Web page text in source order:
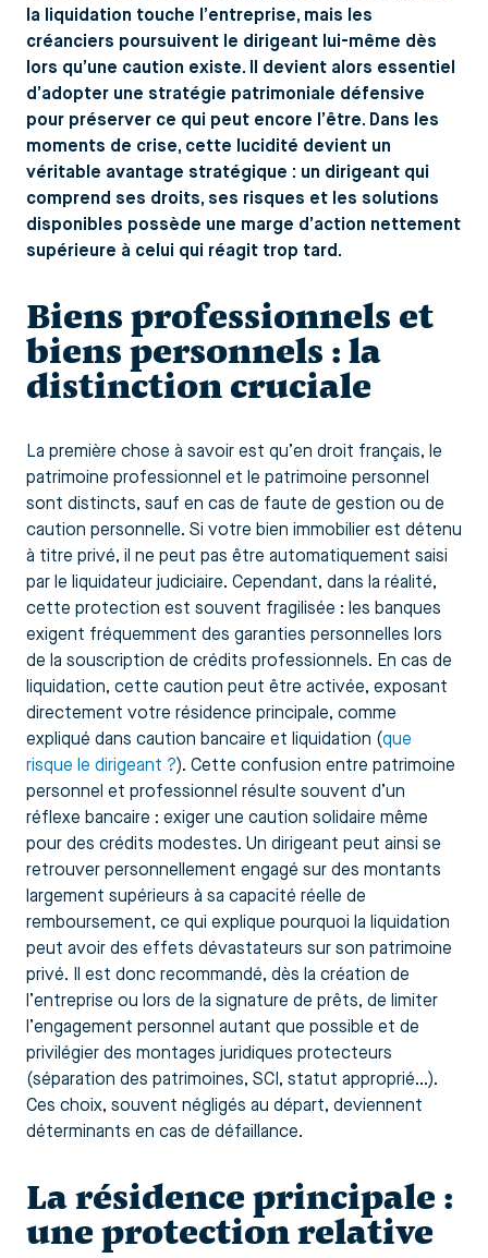
la liquidation touche l’entreprise, mais les
créanciers poursuivent le dirigeant lui-même dès
lors qu’une caution existe. Il devient alors essentiel
d’adopter une stratégie patrimoniale défensive
pour préserver ce qui peut encore l’être. Dans les
moments de crise, cette lucidité devient un
véritable avantage stratégique : un dirigeant qui
comprend ses droits, ses risques et les solutions
disponibles possède une marge d’action nettement
supérieure à celui qui réagit trop tard.
Biens professionnels et
biens personnels : la
distinction cruciale
La première chose à savoir est qu’en droit français, le
patrimoine professionnel et le patrimoine personnel
sont distincts, sauf en cas de faute de gestion ou de
caution personnelle. Si votre bien immobilier est détenu
à titre privé, il ne peut pas être automatiquement saisi
par le liquidateur judiciaire. Cependant, dans la réalité,
cette protection est souvent fragilisée : les banques
exigent fréquemment des garanties personnelles lors
de la souscription de crédits professionnels. En cas de
liquidation, cette caution peut être activée, exposant
directement votre résidence principale, comme
expliqué dans caution bancaire et liquidation (que
risque le dirigeant ?). Cette confusion entre patrimoine
personnel et professionnel résulte souvent d’un
réflexe bancaire : exiger une caution solidaire même
pour des crédits modestes. Un dirigeant peut ainsi se
retrouver personnellement engagé sur des montants
largement supérieurs à sa capacité réelle de
remboursement, ce qui explique pourquoi la liquidation
peut avoir des effets dévastateurs sur son patrimoine
privé. Il est donc recommandé, dès la création de
l’entreprise ou lors de la signature de prêts, de limiter
l’engagement personnel autant que possible et de
privilégier des montages juridiques protecteurs
(séparation des patrimoines, SCI, statut approprié…).
Ces choix, souvent négligés au départ, deviennent
déterminants en cas de défaillance.
La résidence principale :
une protection relative